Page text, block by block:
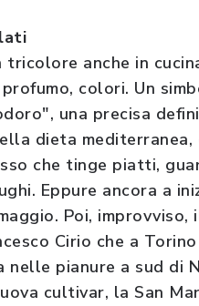
tricolore anche in
colori. Un
una precisa
dieta
che tinge piatti,
Eppure ancora a
Poi,
Cirio che a
pianure a sud di
cultivar, la San